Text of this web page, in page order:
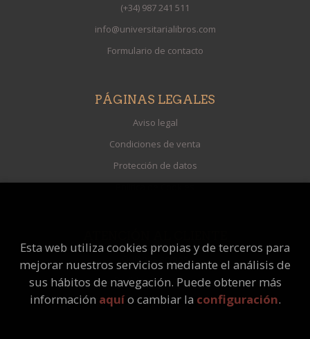
(+34) 987 241 511
info@universitarialibros.com
Formulario de contacto
PÁGINAS LEGALES
Aviso legal
Condiciones de venta
Protección de datos
Política de Cookies
Quiénes somos
Pedidos especiales
Esta web utiliza cookies propias y de terceros para
mejorar nuestros servicios mediante el análisis de
sus hábitos de navegación. Puede obtener más
información aquío cambiar la configuración.